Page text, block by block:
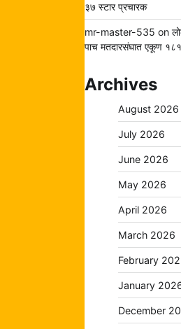
३७ स्टार प्रचारक
mr-master-535 on
पाच मतदारसंघात एकूण
Archives
August 2026
July 2026
June 2026
May 2026
April 2026
March 2026
February
January
December